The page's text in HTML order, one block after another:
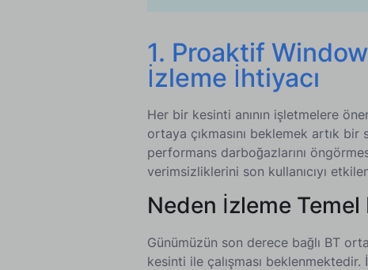
1. Proaktif
İzleme İhtiyacı
Her bir kesinti anının işletmelere
ortaya çıkmasını beklemek artık
performans darboğazlarını
verimsizliklerini son kullanıcıyı
Neden İzleme
Günümüzün son derece bağlı BT
kesinti ile çalışması beklenmektedir.